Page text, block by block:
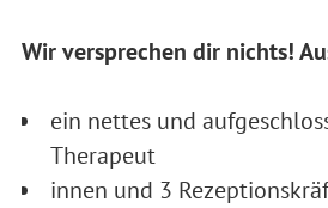
Wir versprechen dir nichts!
ein nettes und
Therapeut
innen und 3